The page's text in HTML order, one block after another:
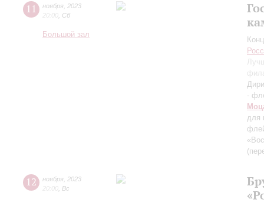
11 ноября 2023
20:00 Сб
Большой зал
-
для
12 ноября 2023
20:00 Вс